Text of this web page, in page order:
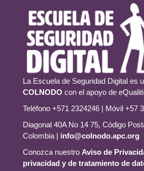
La Escuela de Seguridad Digital es
COLNODO con el apoyo de
Teléfono +571 2324246 | Móvil +57
Diagonal 40A No 14 75, Código
Colombia | info@colnodo.apc.org
Conozca nuestro Aviso de
privacidad y de tratamiento de